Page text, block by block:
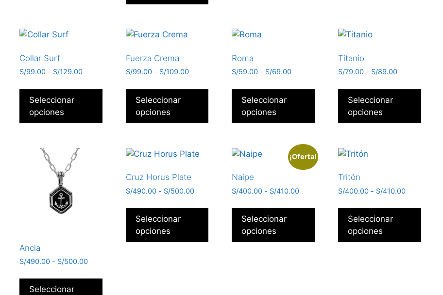
Collar Surf
S/99.00 - S/129.00
Seleccionar
opciones
Fuerza Crema
S/99.00 - S/109.00
Seleccionar
opciones
Roma
S/59.00 - S/69.00
Seleccionar
opciones
Titanio
S/79.00 - S/89.00
Seleccionar
opciones
Ancla
S/490.00 - S/500.00
Seleccionar
Cruz Horus Plate
S/490.00 - S/500.00
Seleccionar
opciones
¡Oferta!
Naipe
S/400.00 - S/410.00
Seleccionar
opciones
Tritón
S/400.00 - S/410.00
Seleccionar
opciones